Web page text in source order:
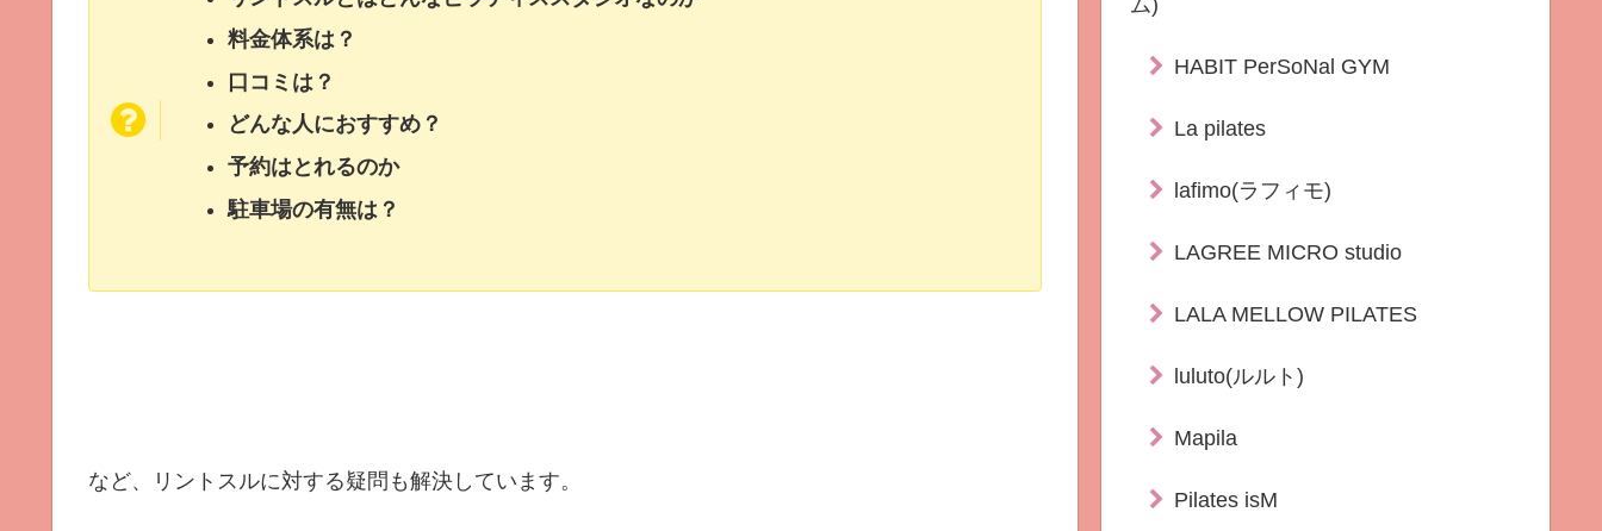
料金体系は？
口コミは？
どんな人におすすめ？
予約はとれるのか
駐車場の有無は？
など、リントスルに対する疑問も解決しています。
ム)
HABIT PerSoNal GYM
La pilates
lafimo(ラフィモ)
LAGREE MICRO studio
LALA MELLOW PILATES
luluto(ルルト)
Mapila
Pilates isM